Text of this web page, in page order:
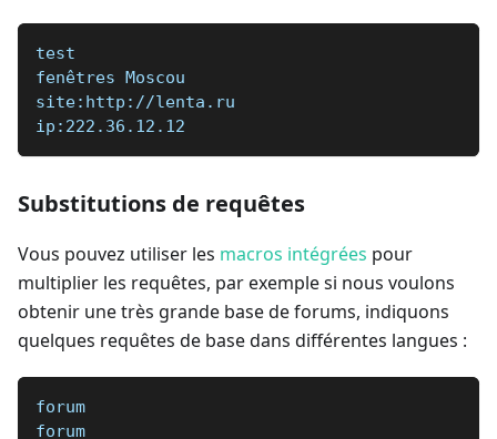
test
fenêtres Moscou
site:http://lenta.ru
ip:222.36.12.12
Substitutions de requêtes
Vous pouvez utiliser les macros intégrées pour
multiplier les requêtes, par exemple si nous voulons
obtenir une très grande base de forums, indiquons
quelques requêtes de base dans différentes langues :
forum
forum